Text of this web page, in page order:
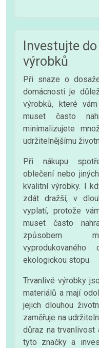
Investujte
výrobků
Při snaze o
domácnosti je
výrobků, které
muset často
minimalizujete
udržitelnějšímu
Při nákupu
oblečení nebo
kvalitní výrobky. I
zdát dražší, v
vyplatí, protože
muset často
způsobem
ekologickou stopu.
Trvanlivé výrobky
materiálů a mají
jejich dlouhou
zaměřuje na
důraz na trvanlivost
tyto značky a